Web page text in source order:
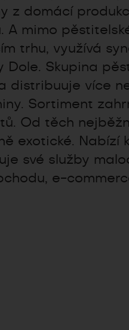
z domácí
A mimo
trhu, využívá
Dole. Skupina
distribuuje více
Sortiment
Od těch
exotické. Nabízí
své služby
e-